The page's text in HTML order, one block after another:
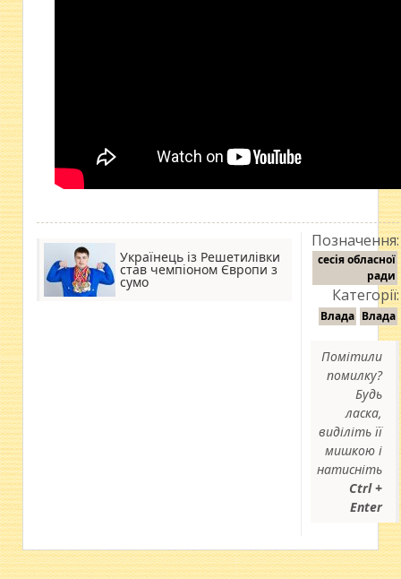
Українець із Решетилівки
став чемпіоном Європи з
сумо
Позначення:
сесія обласної
ради
Категорії:
Влада Влада
Помітили
помилку?
Будь
ласка,
виділіть її
мишкою і
натисніть
Ctrl +
Enter